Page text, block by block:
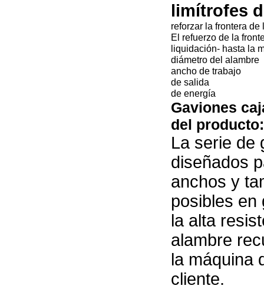
limítrofes
reforzar la frontera de
El refuerzo de la
liquidación- hasta la
diámetro del alambre
ancho de trabajo
de salida
de energía
Gaviones
del producto:
La serie de
diseñados
anchos y
posibles en
la alta
alambre
la máquina
cliente.